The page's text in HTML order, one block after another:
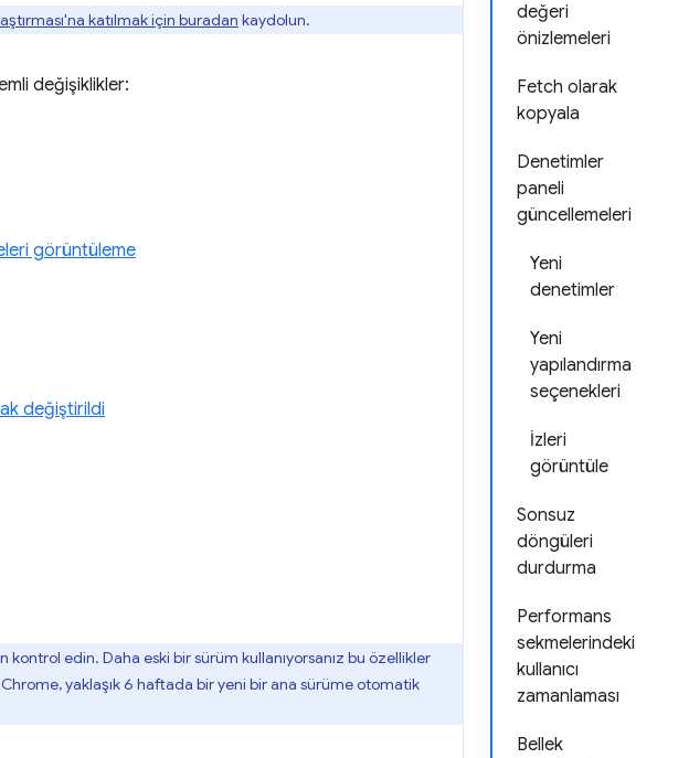
değeri
önizlemeleri
Fetch olarak
kopyala
Denetimler
paneli
güncellemeleri
Yeni
denetimler
Yeni
yapılandırma
seçenekleri
İzleri
görüntüle
Sonsuz
döngüleri
durdurma
Performans
sekmelerindeki
kullanıcı
zamanlaması
Bellek
katılmak için buradan kaydolun.
değişiklikler:
görüntüleme
değiştirildi
kontrol edin. Daha eski bir sürüm kullanıyorsanız bu özellikler
yaklaşık 6 haftada bir yeni bir ana sürüme otomatik